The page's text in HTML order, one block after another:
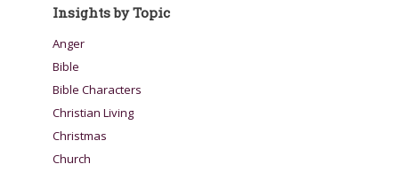
Insights by Topic
Anger
Bible
Bible Characters
Christian Living
Christmas
Church